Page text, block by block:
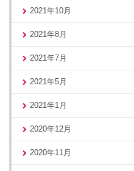
2021年10月
2021年8月
2021年7月
2021年5月
2021年1月
2020年12月
2020年11月